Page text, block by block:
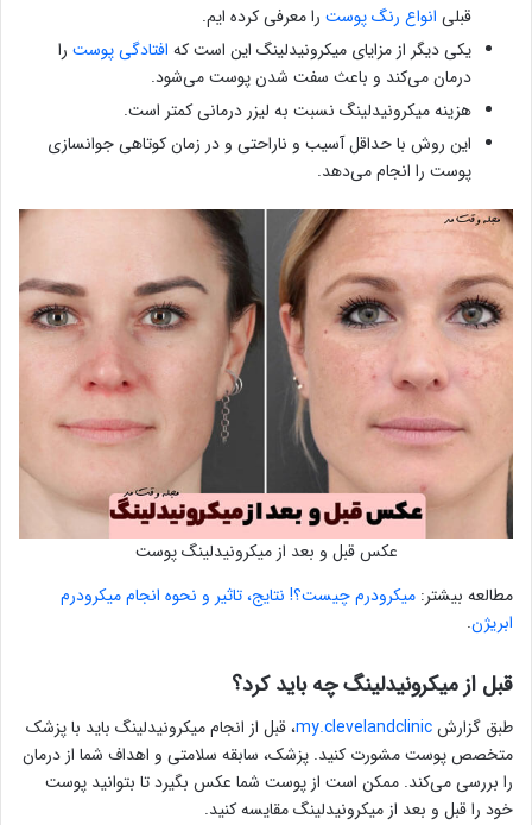
قبلی انواع رنگ پوست را معرفی کرده ایم.
یکی دیگر از مزایای میکرونیدلینگ این است که افتادگی پوست را
درمان می‌کند و باعث سفت شدن پوست می‌شود.
هزینه میکرونیدلینگ نسبت به لیزر درمانی کمتر است.
این روش با حداقل آسیب و ناراحتی و در زمان کوتاهی جوانسازی
پوست را انجام می‌دهد.
عکس قبل و بعد از میکرونیدلینگ پوست
مطالعه بیشتر: میکرودرم چیست؟! نتایج، تاثیر و نحوه انجام میکرودرم
ابریژن.
قبل از میکرونیدلینگ چه باید کرد؟
طبق گزارش
، قبل از انجام میکرونیدلینگ باید با پزشک
متخصص پوست مشورت کنید. پزشک، سابقه سلامتی و اهداف شما از درمان
را بررسی می‌کند. ممکن است از پوست شما عکس بگیرد تا بتوانید پوست
خود را قبل و بعد از میکرونیدلینگ مقایسه کنید.